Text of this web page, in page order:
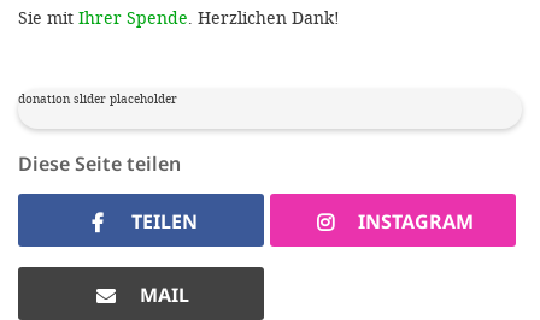
Sie mit Ihrer Spende. Herzlichen Dank!
donation slider placeholder
Diese Seite teilen
TEILEN INSTAGRAM
MAIL